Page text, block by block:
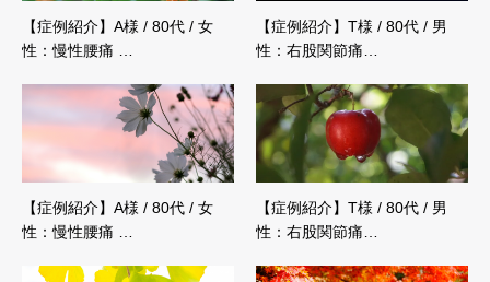
【症例紹介】A様 / 80代 / 女
性：慢性腰痛 …
【症例紹介】T様 / 80代 / 男
性：右股関節痛…
【症例紹介】A様 / 80代 / 女
性：慢性腰痛 …
【症例紹介】T様 / 80代 / 男
性：右股関節痛…